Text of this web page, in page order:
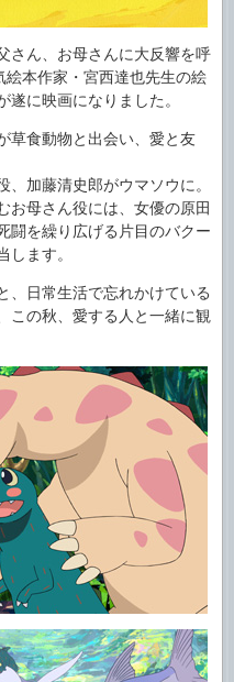
さん、お母さんに大反響を呼
本作家・宮西達也先生の絵
に映画になりました。
草食動物と出会い、愛と友
加藤清史郎がウマソウに。
お母さん役には、女優の原田
闘を繰り広げる片目のバクー
します。
、日常生活で忘れかけている
この秋、愛する人と一緒に観